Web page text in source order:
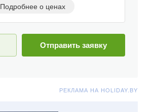
Подробнее о ценах
Отправить заявку
РЕКЛАМА НА HOLIDAY.BY